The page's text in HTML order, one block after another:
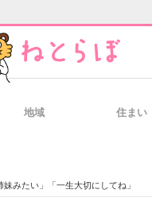
地域 住まい
みたい」「一生大切にしてね」